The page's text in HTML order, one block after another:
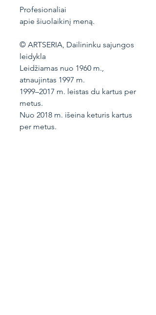
Profesionaliai
apie šiuolaikinį meną.
© ARTSERIA, Dailininku sajungos
leidykla
Leidžiamas nuo 1960 m.,
atnaujintas 1997 m.
1999–2017 m. leistas du kartus per
metus.
Nuo 2018 m. išeina keturis kartus
per metus.